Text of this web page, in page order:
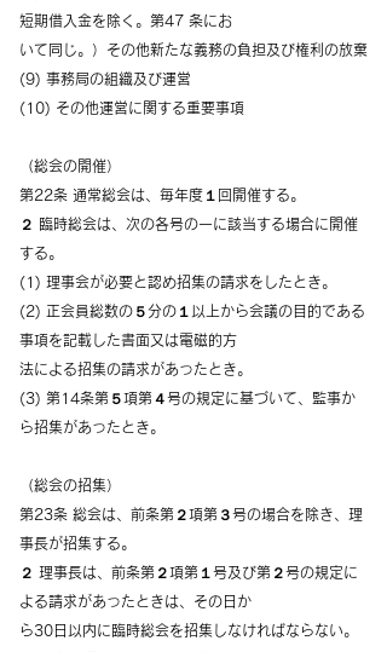
短期借入金を除く。第47 条にお
いて同じ。）その他新たな義務の負担及び権利の放棄
(9) 事務局の組織及び運営
(10) その他運営に関する重要事項
（総会の開催）
第22条 通常総会は、毎年度１回開催する。
２ 臨時総会は、次の各号の一に該当する場合に開催
する。
(1) 理事会が必要と認め招集の請求をしたとき。
(2) 正会員総数の５分の１以上から会議の目的である
事項を記載した書面又は電磁的方
法による招集の請求があったとき。
(3) 第14条第５項第４号の規定に基づいて、監事か
ら招集があったとき。
（総会の招集）
第23条 総会は、前条第２項第３号の場合を除き、理
事長が招集する。
２ 理事長は、前条第２項第１号及び第２号の規定に
よる請求があったときは、その日か
ら30日以内に臨時総会を招集しなければならない。